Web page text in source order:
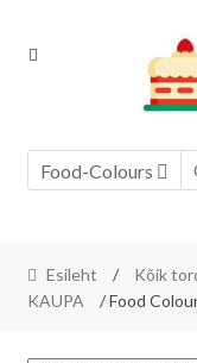
Skip
Skip
Food-Colours
Esileht /
Kõik
KAUPA
/ Food